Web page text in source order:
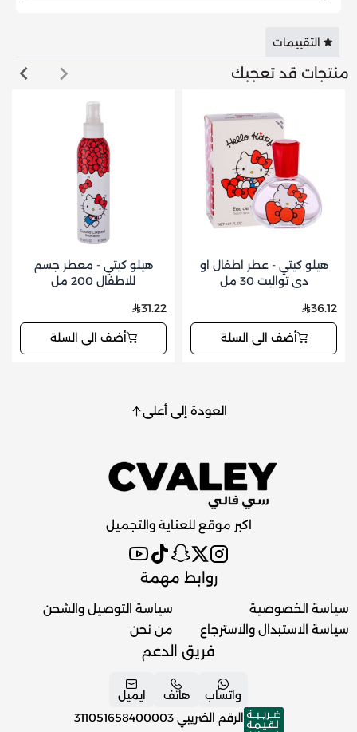
التقييمات
منتجات قد تعجبك
هيلو كيتي - عطر اطفال او
دي تواليت 30 مل
36.12
أضف الى السلة
هيلو كيتي - معطر جسم
للاطفال 200 مل
31.22
أضف الى السلة
العودة إلى أعلى
اكبر موقع للعناية والتجميل
روابط مهمة
سياسة الخصوصية
سياسة الاستبدال والاسترجاع
سياسة التوصيل والشحن
من نحن
فريق الدعم
واتساب هاتف
ايميل
الرقم الضريبي 311051658400003